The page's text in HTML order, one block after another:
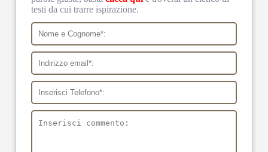
testi da cui trarre ispirazione.